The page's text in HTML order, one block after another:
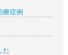
療症例
た